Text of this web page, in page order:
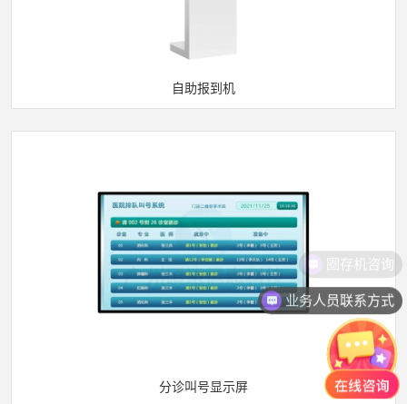
自助报到机
分诊叫号显示屏
业务人员联系方式